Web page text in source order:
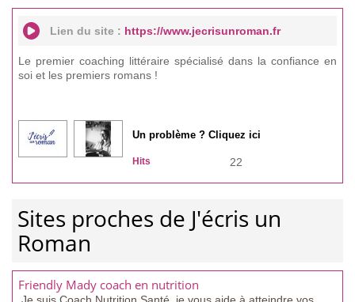
Lien du site : https://www.jecrisunroman.fr
Le premier coaching littéraire spécialisé dans la confiance en
soi et les premiers romans !
Un problème ? Cliquez ici
Hits 22
Sites proches de J'écris un
Roman
Friendly Mady coach en nutrition